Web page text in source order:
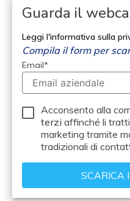
Guarda il
Leggi l'informativa sulla
Compila il form per
Email*
Acconsento alla
terzi affinché li
marketing tramite
tradizionali di